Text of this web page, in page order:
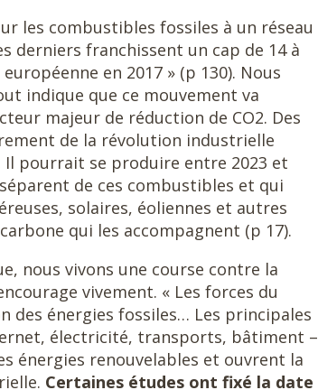
les combustibles fossiles à un réseau
derniers franchissent un cap de 14 à
en 2017 » (p 130). Nous
indique que ce mouvement va
majeur de réduction de CO2. Des
de la révolution industrielle
pourrait se produire entre 2023 et
de ces combustibles et qui
solaires, éoliennes et autres
qui les accompagnent (p 17).
nous vivons une course contre la
vivement. « Les forces du
des énergies fossiles… Les principales
électricité, transports, bâtiment –
énergies renouvelables et ouvrent la
Certaines études ont fixé la date